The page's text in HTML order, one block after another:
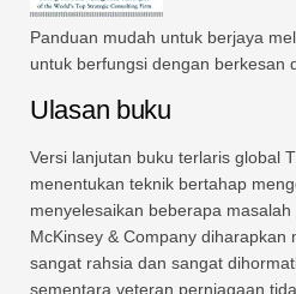
Panduan mudah untuk berjaya
untuk berfungsi dengan berkesan
Ulasan buku
Versi lanjutan buku terlaris global
menentukan teknik bertahap
menyelesaikan beberapa
McKinsey & Company diharapkan
sangat rahsia dan sangat
sementara veteran perniagaan